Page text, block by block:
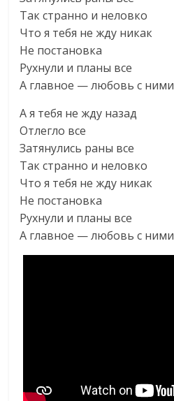
Так странно и неловко
Что я тебя не жду никак
Не постановка
Рухнули и планы все
А главное — любовь с ними
А я тебя не жду назад
Отлегло все
Затянулись раны все
Так странно и неловко
Что я тебя не жду никак
Не постановка
Рухнули и планы все
А главное — любовь с ними